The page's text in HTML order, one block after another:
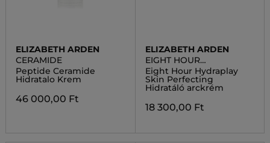
ELIZABETH ARDEN
CERAMIDE
Peptide Ceramide
Hidratalo Krem
46 000,00 Ft
ELIZABETH ARDEN
EIGHT HOUR
HYDRAPLAY
Eight Hour Hydraplay
Skin Perfecting
Hidratáló arckrém
18 300,00 Ft